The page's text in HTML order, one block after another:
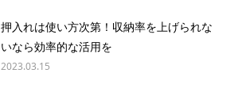
押入れは使い方次第！収納率を上げられな
いなら効率的な活用を
2023.03.15